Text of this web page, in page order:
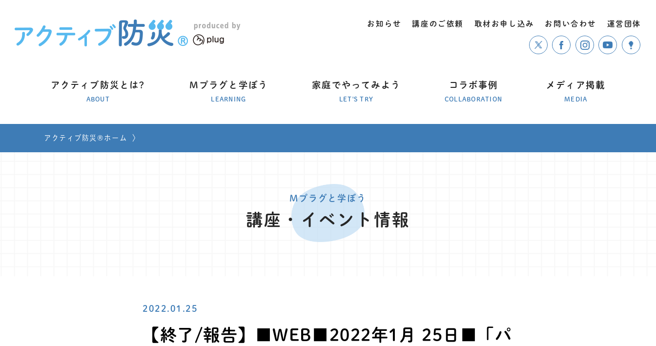
アクティブ防災とは?
ABOUT
Mプラグと学ぼう
LEARNING
家庭でやってみよう
LET'S TRY
コラボ事例
COLLABORATION
メディア掲載
MEDIA
お知らせ 講座のご依頼 取材お申し込み お問い合わせ 運営団体
アクティブ防災®ホーム 〉
Mプラグと学ぼう
講座・イベント情報
2022.01.25
【終了/報告】■WEB■2022年1月 25日■「パ